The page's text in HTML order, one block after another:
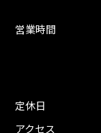
営業時間
定休日
アクセス